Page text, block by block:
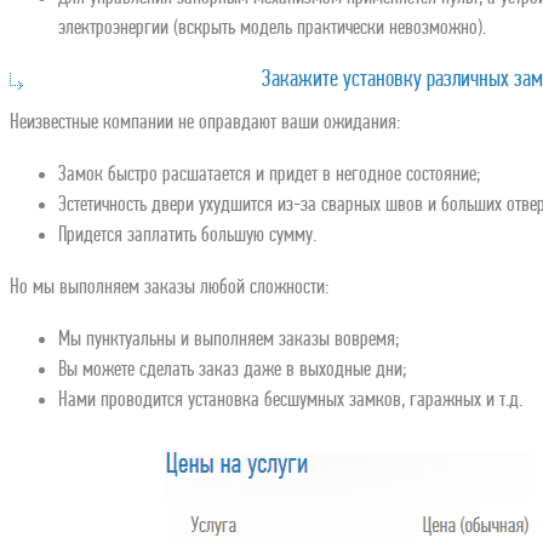
электроэнергии (вскрыть модель практически невозможно).
Закажите установку различных
Неизвестные компании не оправдают ваши ожидания:
Замок быстро расшатается и придет в негодное состояние;
Эстетичность двери ухудшится из-за сварных швов и больших
Придется заплатить большую сумму.
Но мы выполняем заказы любой сложности:
Мы пунктуальны и выполняем заказы вовремя;
Вы можете сделать заказ даже в выходные дни;
Нами проводится установка бесшумных замков, гаражных и т.д.